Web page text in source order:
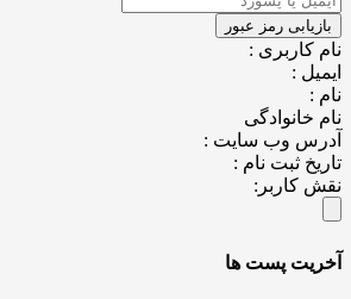
:
:
وب سایت :
ثبت نام :
کاربر:
پست ها